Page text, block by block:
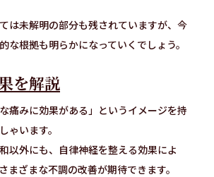
は未解明の部分も残されていますが、今
な根拠も明らかになっていくでしょう。
を解説
痛みに効果がある」というイメージを持
ゃいます。
以外にも、自律神経を整える効果によ
まざまな不調の改善が期待できます。